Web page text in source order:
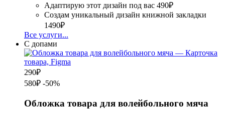
Адаптирую этот дизайн под вас 490₽
Создам уникальный дизайн книжной закладки
1490₽
Все услуги...
С допами
290₽
580₽ -50%
Обложка товара для волейбольного мяча